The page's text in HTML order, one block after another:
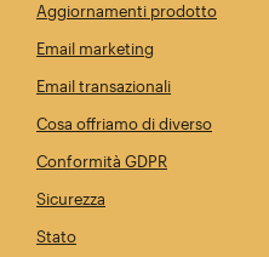
Aggiornamenti prodotto
Email marketing
Email transazionali
Cosa offriamo di diverso
Conformità GDPR
Sicurezza
Stato